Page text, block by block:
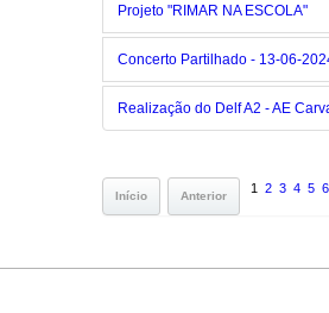
Projeto "RIMAR NA ESCOLA"
Concerto Partilhado - 13-06-
Realização do Delf A2 - AE
Início Anterior
1 2 3 4 5 6